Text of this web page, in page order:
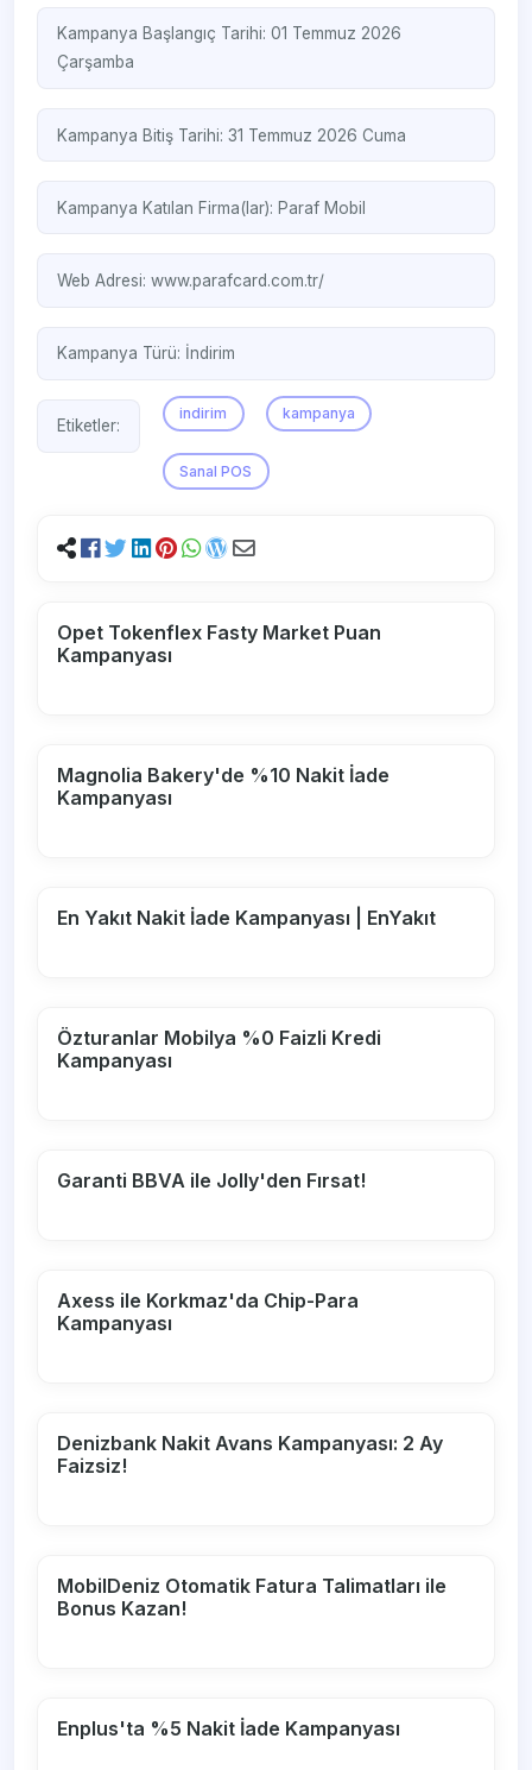
Kampanya Başlangıç Tarihi: 01 Temmuz 2026
Çarşamba
Kampanya Bitiş Tarihi: 31 Temmuz 2026 Cuma
Kampanya Katılan Firma(lar): Paraf Mobil
Web Adresi:www.parafcard.com.tr/
Kampanya Türü: İndirim
Etiketler:
indirim kampanya
Sanal POS
Opet Tokenflex Fasty Market Puan
Kampanyası
Magnolia Bakery'de %10 Nakit İade
Kampanyası
En Yakıt Nakit İade Kampanyası | EnYakıt
Özturanlar Mobilya %0 Faizli Kredi
Kampanyası
Garanti BBVA ile Jolly'den Fırsat!
Axess ile Korkmaz'da Chip-Para
Kampanyası
Denizbank Nakit Avans Kampanyası: 2 Ay
Faizsiz!
MobilDeniz Otomatik Fatura Talimatları ile
Bonus Kazan!
Enplus'ta %5 Nakit İade Kampanyası